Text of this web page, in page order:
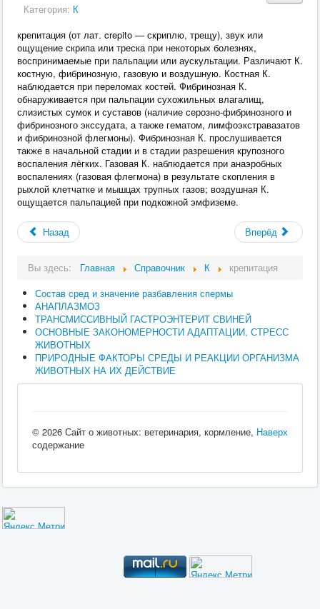
Категория: К
крепитация (от лат. crepito — скриплю, трещу), звук или
ощущение скрипа или треска при некоторых болезнях,
воспринимаемые при пальпации или аускультации. Различают К.
костную, фибринозную, газовую и воздушную. Костная К.
наблюдается при переломах костей. Фибринозная К.
обнаруживается при пальпации сухожильных влагалищ,
слизистых сумок и суставов (наличие серозно-фибринозного и
фибринозного экссудата, а также гематом, лимфоэкстравазатов
и фибринозной флегмоны). Фибринозная К. прослушивается
также в начальной стадии и в стадии разрешения крупозного
воспаления лёгких. Газовая К. наблюдается при анаэробных
воспалениях (газовая флегмона) в результате скопления в
рыхлой клетчатке и мышцах трупных газов; воздушная К.
ощущается пальпацией при подкожной эмфиземе.
Назад Вперёд
Вы здесь: Главная Справочник К
крепитация
Состав сред и значение разбавления спермы
АНАПЛАЗМОЗ
ТРАНСМИССИВНЫЙ ГАСТРОЭНТЕРИТ СВИНЕЙ
ОСНОВНЫЕ ЗАКОНОМЕРНОСТИ АДАПТАЦИИ, СТРЕСС
ЖИВОТНЫХ
ПРИРОДНЫЕ ФАКТОРЫ СРЕДЫ И РЕАКЦИИ ОРГАНИЗМА
ЖИВОТНЫХ НА ИХ ДЕЙСТВИЕ
Наверх
© 2026 Сайт о животных: ветеринария, кормление,
содержание